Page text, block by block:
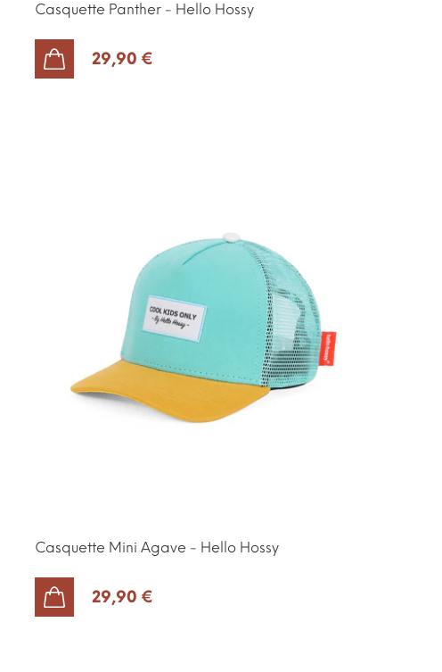
Casquette Panther - Hello Hossy
29,90 €
Casquette Mini Agave - Hello Hossy
29,90 €